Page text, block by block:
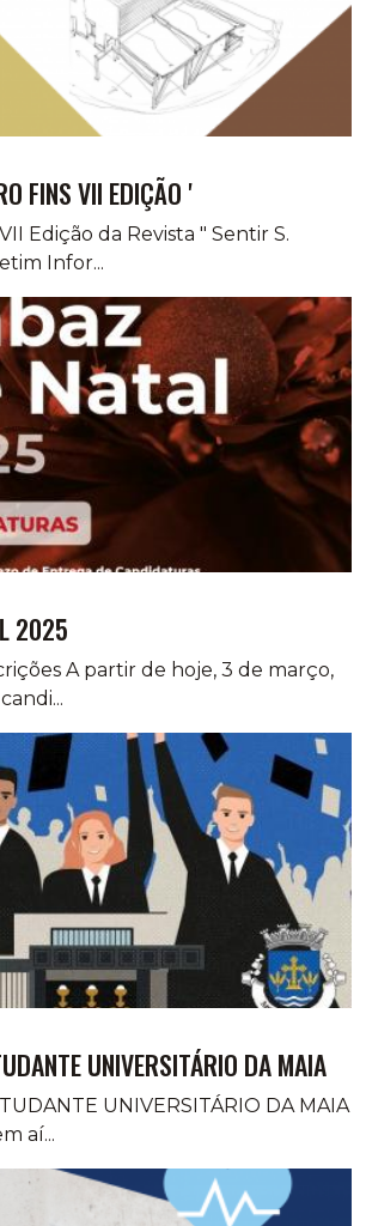
FINS VII EDIÇÃO '
Edição da Revista " Sentir S.
Infor...
2025
A partir de hoje, 3 de março,
UNIVERSITÁRIO DA MAIA
UNIVERSITÁRIO DA MAIA
aí...